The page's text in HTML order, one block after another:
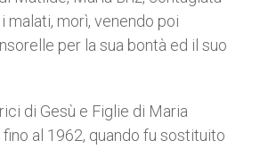
malati, morì, venendo poi
per la sua bontà ed il suo
di Gesù e Figlie di Maria
fino al 1962, quando fu sostituito